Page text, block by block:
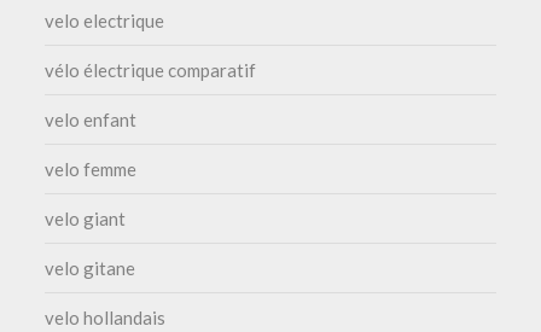
velo electrique
vélo électrique comparatif
velo enfant
velo femme
velo giant
velo gitane
velo hollandais